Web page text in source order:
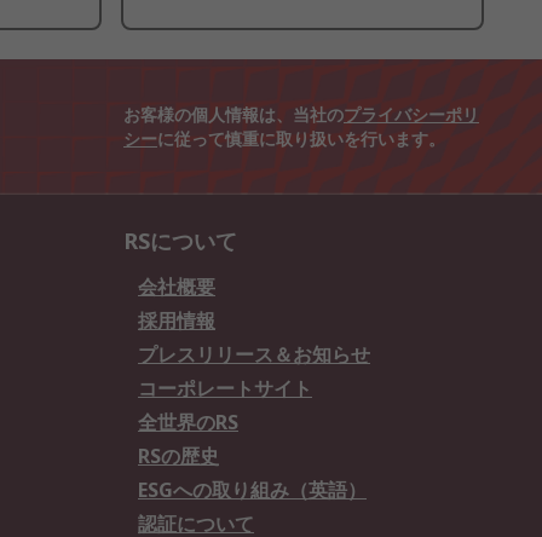
お客様の個人情報は、当社のプライバシーポリ
シーに従って慎重に取り扱いを行います。
RSについて
会社概要
採用情報
プレスリリース＆お知らせ
コーポレートサイト
全世界のRS
RSの歴史
ESGへの取り組み（英語）
認証について